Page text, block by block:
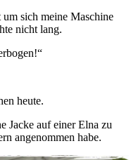
sich meine Maschine
nicht lang.
heute.
Jacke auf einer Elna zu
angenommen habe.